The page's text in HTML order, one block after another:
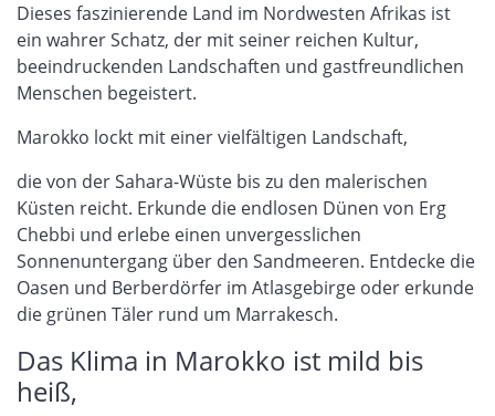
Dieses faszinierende Land im Nordwesten Afrikas ist
ein wahrer Schatz, der mit seiner reichen Kultur,
beeindruckenden Landschaften und gastfreundlichen
Menschen begeistert.
Marokko lockt mit einer vielfältigen Landschaft,
die von der Sahara-Wüste bis zu den malerischen
Küsten reicht. Erkunde die endlosen Dünen von Erg
Chebbi und erlebe einen unvergesslichen
Sonnenuntergang über den Sandmeeren. Entdecke die
Oasen und Berberdörfer im Atlasgebirge oder erkunde
die grünen Täler rund um Marrakesch.
Das Klima in Marokko ist mild bis
heiß,